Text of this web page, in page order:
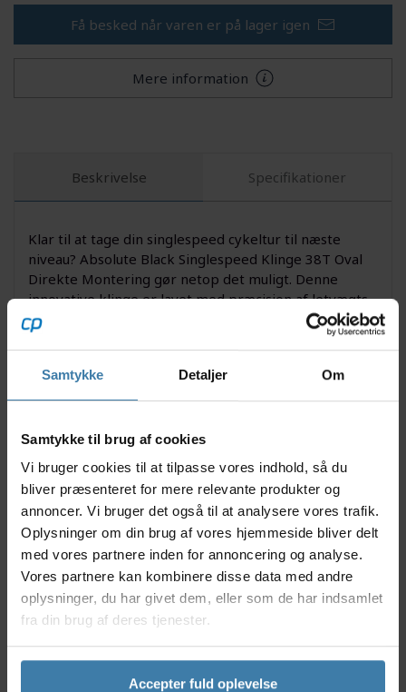
Samtykke Detaljer Om
Samtykke til brug af cookies
Vi bruger cookies til at tilpasse vores indhold, så du
bliver præsenteret for mere relevante produkter og
annoncer. Vi bruger det også til at analysere vores trafik.
Oplysninger om din brug af vores hjemmeside bliver delt
med vores partnere inden for annoncering og analyse.
Vores partnere kan kombinere disse data med andre
oplysninger, du har givet dem, eller som de har indsamlet
fra din brug af deres tjenester.
Accepter fuld oplevelse
Få besked når varen er på lager igen
Mere information
Beskrivelse Specifikationer
Klar til at tage din singlespeed cykeltur til næste
niveau? Absolute Black Singlespeed Klinge 38T Oval
Direkte Montering gør netop det muligt. Denne
innovative klinge er lavet med præcision af letvægts
aluminium og den ovale form sikrer en mere jævn
kraftudvikling gennem hele pedaltrådet. Resultatet er
dine ruter - uanset om du cykler i byen eller tager fat
på stejle bakker.
Nyttige facts
Oval form øger effektiviteten og mindsker
uønskede knæbelastninger
Direkte montering for hurtig og sikker
installation på kompatible kranke
Letvægtskonstruktion i CNC-bearbejdet
aluminium for maksimal holdbarhed
Designet specifikt til singlespeed opsætninger
Forbedret greb og færre chancer for kædeslip
selv under hård belastning
Anvendelse
Absolute Black Singlespeed Klinge 38T Oval Direkte